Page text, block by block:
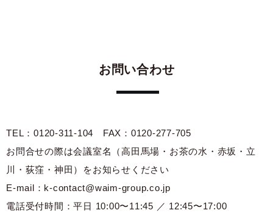
お問い合わせ
TEL：0120-311-104 FAX：0120-277-705
お問合せの際は会議室名（高田馬場・お茶の水・赤坂・立
川・荻窪・神田）をお知らせください
E-mail：k-contact@waim-group.co.jp
電話受付時間：平日 10:00〜11:45 ／ 12:45〜17:00